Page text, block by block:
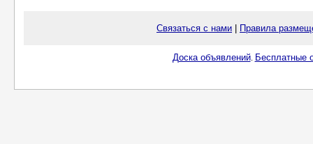
Связаться с нами Правила
Доска объявлений. Бесплатные